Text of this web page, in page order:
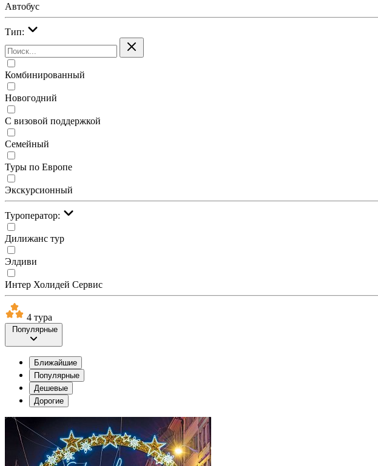
Автобус
Тип:
Комбинированный
Новогодний
С визовой поддержкой
Семейный
Туры по Европе
Экскурсионный
Туроператор:
Дилижанс тур
Элдиви
Интер Холидей Сервис
4 тура
Популярные
Ближайшие
Популярные
Дешевые
Дорогие